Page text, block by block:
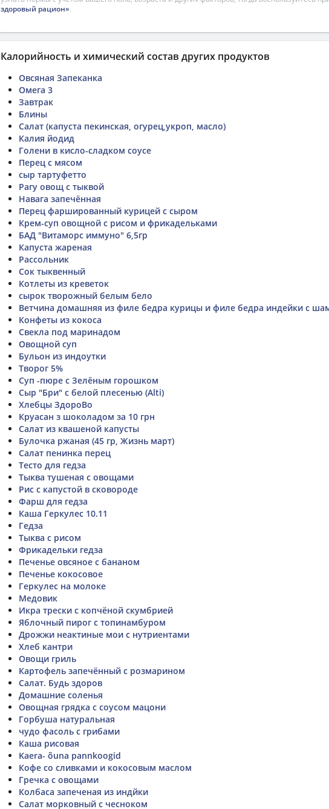
здоровый рацион».
Калорийность и химический состав других продуктов
Овсяная Запеканка
Омега 3
Завтрак
Блины
Салат (капуста пекинская, огурец,укроп, масло)
Калия йодид
Голени в кисло-сладком соусе
Перец с мясом
сыр тартуфетто
Рагу овощ с тыквой
Навага запечённая
Перец фаршированный курицей с сыром
Крем-суп овощной с рисом и фрикадельками
БАД "Витаморс иммуно" 6,5гр
Капуста жареная
Рассольник
Сок тыквенный
Котлеты из креветок
сырок творожный белым бело
Ветчина домашняя из филе бедра курицы и филе бедра индейки с
Конфеты из кокоса
Свекла под маринадом
Овощной суп
Бульон из индоутки
Творог 5%
Суп -пюре с Зелёным горошком
Сыр "Бри" с белой плесенью (Alti)
Хлебцы ЗдороВо
Круасан з шоколадом за 10 грн
Салат из квашеной капусты
Булочка ржаная (45 гр, Жизнь март)
Салат пенинка перец
Тесто для гедза
Тыква тушеная с овощами
Рис с капустой в сковороде
Фарш для гедза
Каша Геркулес 10.11
Гедза
Тыква с рисом
Фрикадельки гедза
Печенье овсяное с бананом
Печенье кокосовое
Геркулес на молоке
Медовик
Икра трески с копчёной скумбрией
Яблочный пирог с топинамбуром
Дрожжи неактиные мои с нутриентами
Хлеб кантри
Овощи гриль
Картофель запечённый с розмарином
Салат. Будь здоров
Домашние соленья
Овощная грядка с соусом мацони
Горбуша натуральная
чудо фасоль с грибами
Каша рисовая
Kaera- õuna pannkoogid
Кофе со сливками и кокосовым маслом
Гречка с овощами
Колбаса запеченая из индйки
Салат морковный с чесноком